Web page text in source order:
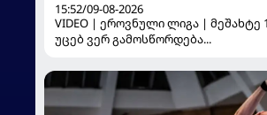
15:52/09-08-2026
VIDEO | ეროვნული ლიგა | მეშახტე
უცებ ვერ გამოსწორდება...